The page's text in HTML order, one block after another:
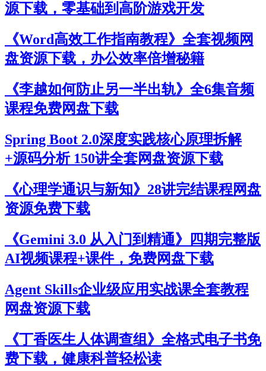
源下载，零基础到高阶游戏开发
《Word高效工作指南教程》全套视频网
盘资源下载，办公效率倍增秘籍
《李越如何防止另一半出轨》全6集音频
课程免费网盘下载
Spring Boot 2.0深度实践核心原理拆解
+源码分析 150讲全套网盘资源下载
《心理学通识与新知》28讲完结课程网盘
资源免费下载
《Gemini 3.0 从入门到精通》四期完整版
AI视频课程+课件，免费网盘下载
Agent Skills企业级应用实战课全套教程
网盘资源下载
《丁香医生人体调查组》全格式电子书免
费下载，健康科普轻松读